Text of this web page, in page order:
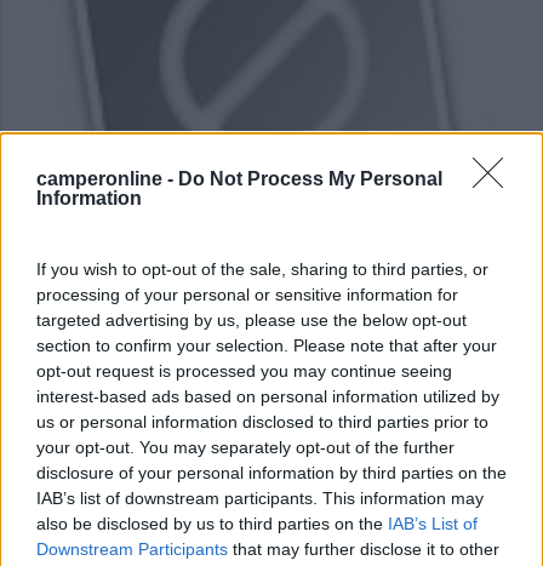
camperonline - Do Not Process My Personal
Information
If you wish to opt-out of the sale, sharing to third parties, or
processing of your personal or sensitive information for
targeted advertising by us, please use the below opt-out
section to confirm your selection. Please note that after your
opt-out request is processed you may continue seeing
interest-based ads based on personal information utilized by
us or personal information disclosed to third parties prior to
your opt-out. You may separately opt-out of the further
disclosure of your personal information by third parties on the
IAB’s list of downstream participants. This information may
also be disclosed by us to third parties on the IAB’s List of
Downstream Participants that may further disclose it to other
Camping Vallelonga
0
Servizi / Posizione
Villavallelonga (AQ) - 20.6km
Loc. San Leucio